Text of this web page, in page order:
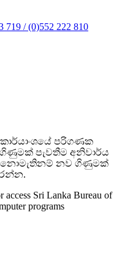
719 / (0)552 222 810
පරිගණක
පැවතීම අනිවාර්ය
නොමැතිනම් නව ගිණුමක්
access Sri Lanka Bureau of
programs